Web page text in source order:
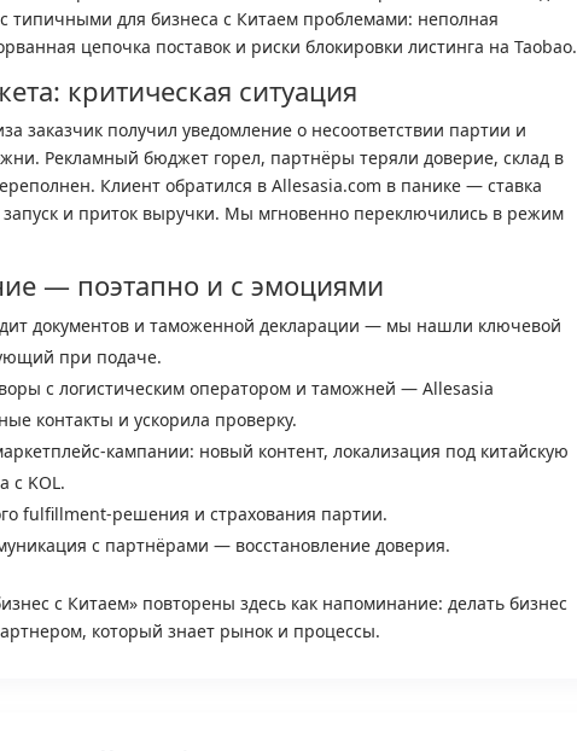
с типичными для бизнеса с Китаем проблемами: неполная
цепочка поставок и риски блокировки листинга на Taobao.
критическая ситуация
заказчик получил уведомление о несоответствии партии и
Рекламный бюджет горел, партнёры теряли доверие, склад в
Клиент обратился в Allesasia.com в панике — ставка
и приток выручки. Мы мгновенно переключились в режим
— поэтапно и с эмоциями
документов и таможенной декларации — мы нашли ключевой
при подаче.
с логистическим оператором и таможней — Allesasia
контакты и ускорила проверку.
кампании: новый контент, локализация под китайскую
с KOL.
fulfillment-решения и страхования партии.
с партнёрами — восстановление доверия.
с Китаем» повторены здесь как напоминание: делать бизнес
который знает рынок и процессы.